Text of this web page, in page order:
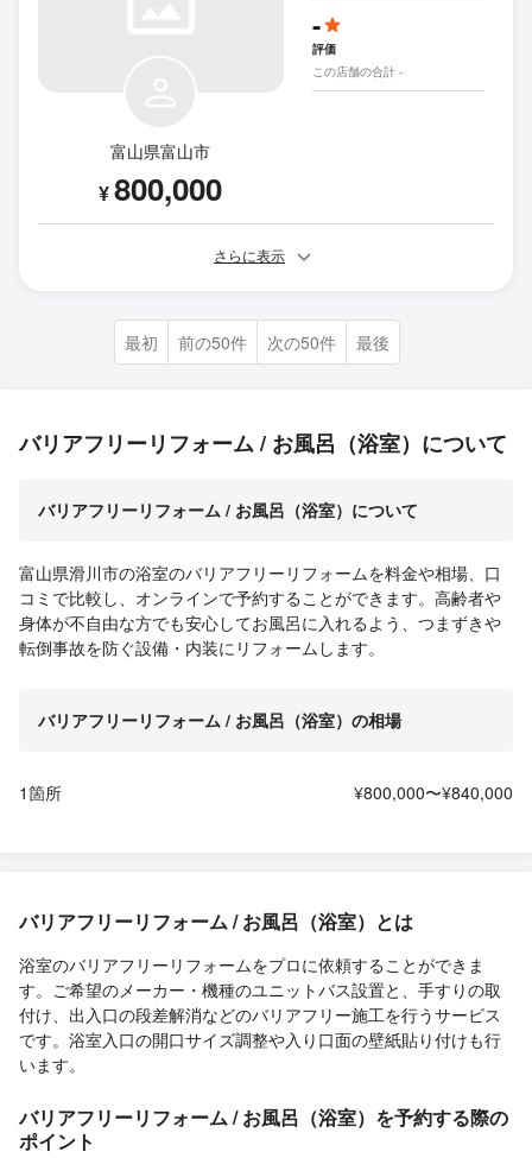
富山県富山市
¥800,000
-
評価
この店舗の合計 -
さらに表示
最初 前の50件 次の50件 最後
バリアフリーリフォーム / お風呂（浴室）について
バリアフリーリフォーム / お風呂（浴室）について
富山県滑川市の浴室のバリアフリーリフォームを料金や相場、口
コミで比較し、オンラインで予約することができます。高齢者や
身体が不自由な方でも安心してお風呂に入れるよう、つまずきや
転倒事故を防ぐ設備・内装にリフォームします。
バリアフリーリフォーム / お風呂（浴室）の相場
1箇所 ¥800,000〜¥840,000
バリアフリーリフォーム / お風呂（浴室）とは
浴室のバリアフリーリフォームをプロに依頼することができま
す。ご希望のメーカー・機種のユニットバス設置と、手すりの取
付け、出入口の段差解消などのバリアフリー施工を行うサービス
です。浴室入口の開口サイズ調整や入り口面の壁紙貼り付けも行
います。
バリアフリーリフォーム / お風呂（浴室）を予約する際の
ポイント